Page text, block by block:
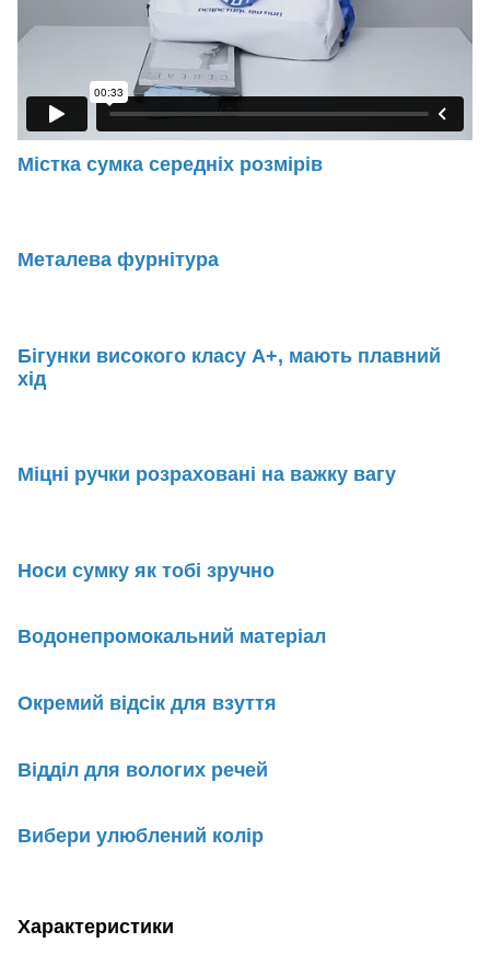
Містка сумка середніх розмірів
Металева фурнітура
Бігунки високого класу А+, мають плавний
хід
Міцні ручки розраховані на важку вагу
Носи сумку як тобі зручно
Водонепромокальний матеріал
Окремий відсік для взуття
Відділ для вологих речей
Вибери улюблений колір
Характеристики